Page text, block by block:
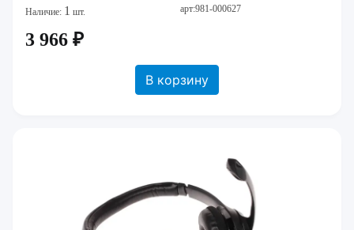
Наличие: 1 шт. арт:981-000627
3 966 ₽
В корзину